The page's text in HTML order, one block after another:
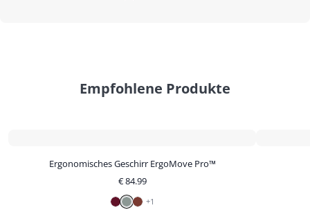
Empfohlene Produkte
Ergonomisches Geschirr ErgoMove Pro™
€84.99
+1